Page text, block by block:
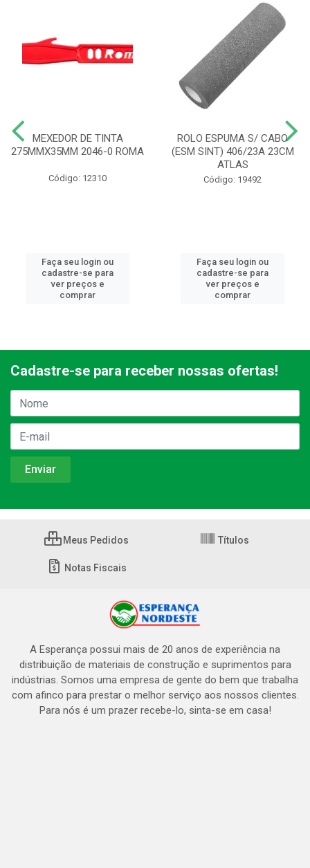
MEXEDOR DE TINTA
275MMX35MM 2046-0 ROMA
Código: 12310
Faça seu login ou
cadastre-se para
ver preços e
comprar
ROLO ESPUMA S/ CABO
(ESM SINT) 406/23A 23CM
ATLAS
Código: 19492
Faça seu login ou
cadastre-se para
ver preços e
comprar
Cadastre-se para receber nossas ofertas!
Meus Pedidos Títulos
Notas Fiscais
A Esperança possui mais de 20 anos de experiência na
distribuição de materiais de construção e suprimentos para
indústrias. Somos uma empresa de gente do bem que trabalha
com afinco para prestar o melhor serviço aos nossos clientes.
Para nós é um prazer recebe-lo, sinta-se em casa!